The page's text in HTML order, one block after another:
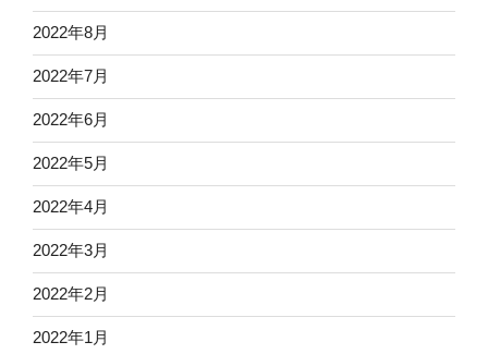
2022年8月
2022年7月
2022年6月
2022年5月
2022年4月
2022年3月
2022年2月
2022年1月